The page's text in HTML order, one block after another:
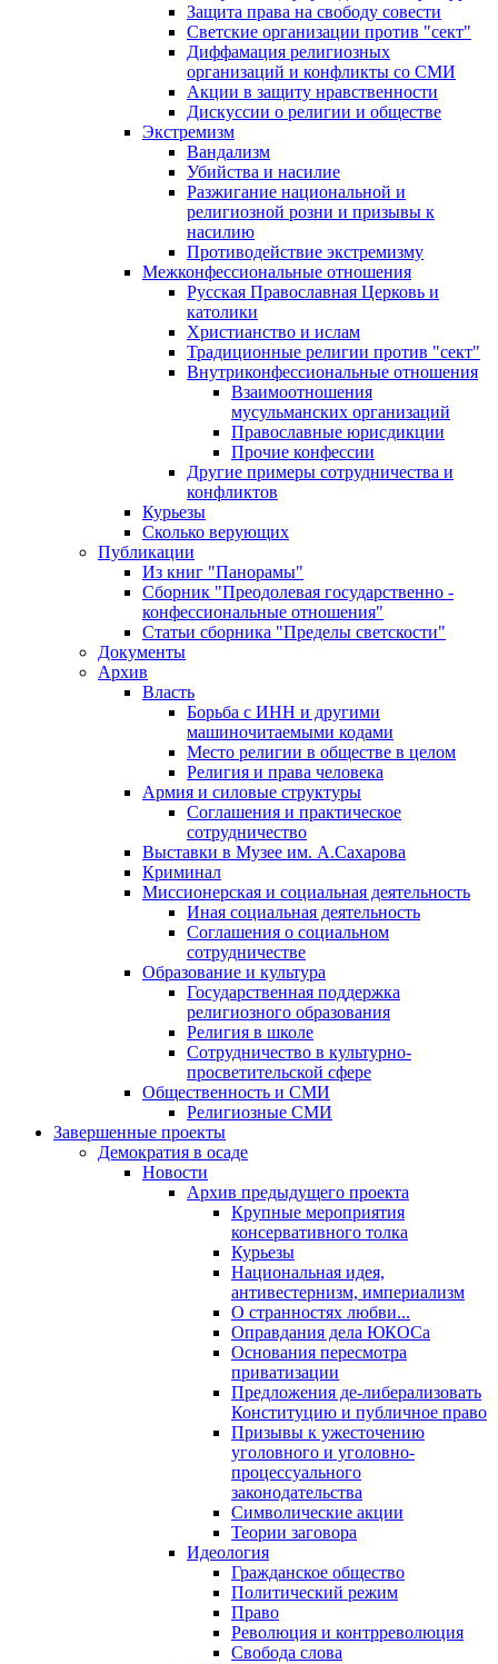
Защита права на свободу совести
Светские организации против "сект"
Диффамация религиозных
организаций и конфликты со СМИ
Акции в защиту нравственности
Дискуссии о религии и обществе
Экстремизм
Вандализм
Убийства и насилие
Разжигание национальной и
религиозной розни и призывы к
насилию
Противодействие экстремизму
Межконфессиональные отношения
Русская Православная Церковь и
католики
Христианство и ислам
Традиционные религии против "сект"
Внутриконфессиональные отношения
Взаимоотношения
мусульманских организаций
Православные юрисдикции
Прочие конфессии
Другие примеры сотрудничества и
конфликтов
Курьезы
Сколько верующих
Публикации
Из книг "Панорамы"
Сборник "Преодолевая государственно -
конфессиональные отношения"
Статьи сборника "Пределы светскости"
Документы
Архив
Власть
Борьба с ИНН и другими
машиночитаемыми кодами
Место религии в обществе в целом
Религия и права человека
Армия и силовые структуры
Соглашения и практическое
сотрудничество
Выставки в Музее им. А.Сахарова
Криминал
Миссионерская и социальная деятельность
Иная социальная деятельность
Соглашения о социальном
сотрудничестве
Образование и культура
Государственная поддержка
религиозного образования
Религия в школе
Сотрудничество в культурно-
просветительской сфере
Общественность и СМИ
Религиозные СМИ
Завершенные проекты
Демократия в осаде
Новости
Архив предыдущего проекта
Крупные мероприятия
консервативного толка
Курьезы
Национальная идея,
антивестернизм, империализм
О странностях любви...
Оправдания дела ЮКОСа
Основания пересмотра
приватизации
Предложения де-либерализовать
Конституцию и публичное право
Призывы к ужесточению
уголовного и уголовно-
процессуального
законодательства
Символические акции
Теории заговора
Идеология
Гражданское общество
Политический режим
Право
Революция и контрреволюция
Свобода слова